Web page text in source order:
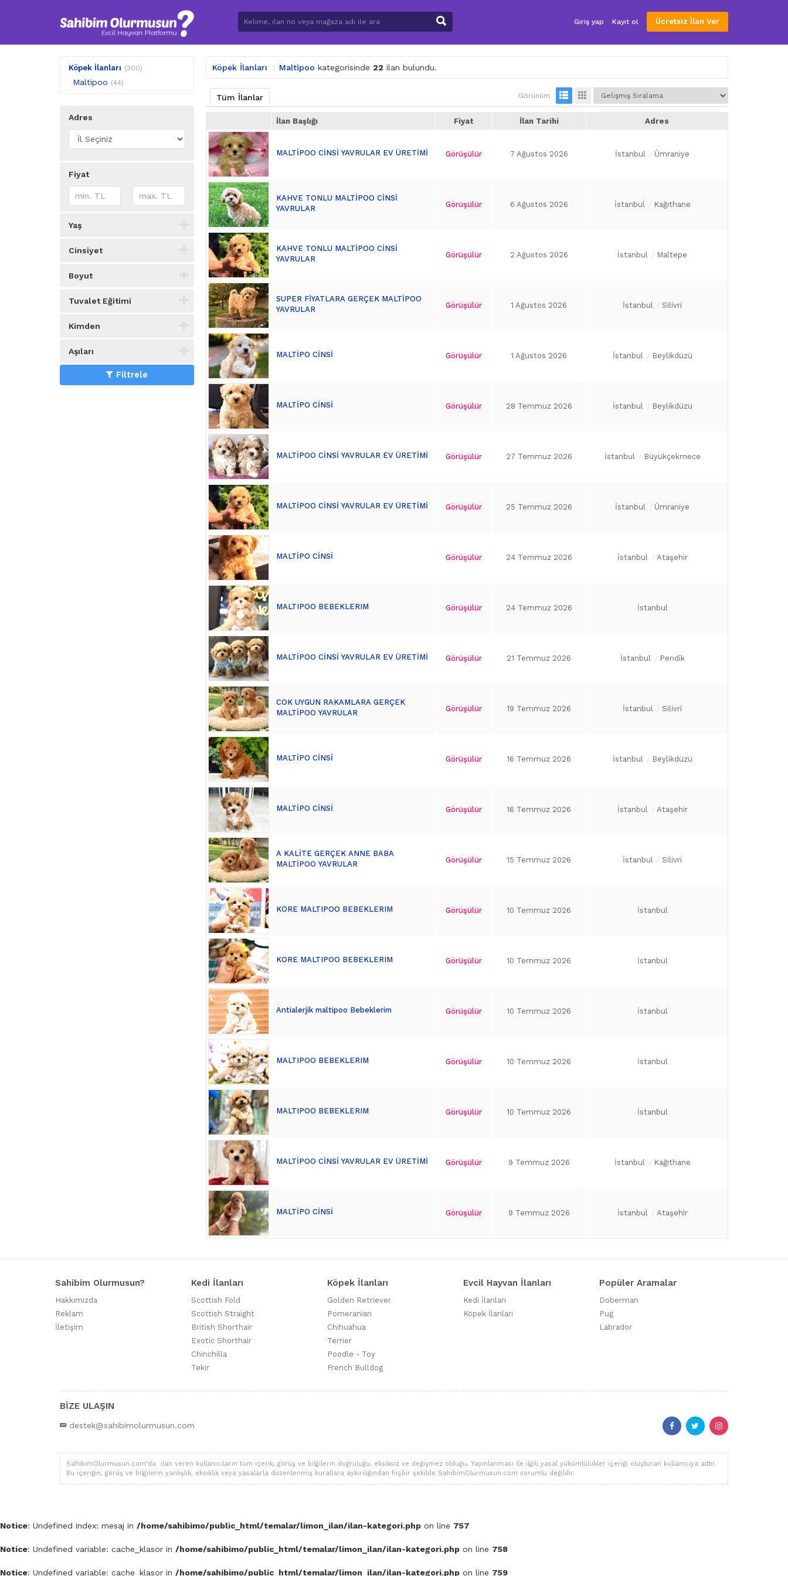
Giriş yap Kayıt ol Ücretsiz İlan Ver
Köpek İlanları (300)
Maltipoo (44)
Adres
Fiyat
Yaş
Cinsiyet
Boyut
Tuvalet Eğitimi
Kimden
Aşıları
Filtrele
Köpek İlanları Maltipoo kategorisinde 22 ilan bulundu.
Tüm İlanlar Görünüm
İlan Başlığı Fiyat İlan Tarihi Adres
MALTİPOO CİNSİ YAVRULAR EV ÜRETİMİ Görüşülür 7 Ağustos 2026 İstanbul Ümraniye
KAHVE TONLU MALTİPOO CİNSİ
YAVRULAR
Görüşülür 6 Ağustos 2026 İstanbul Kağıthane
KAHVE TONLU MALTİPOO CİNSİ
YAVRULAR
Görüşülür 2 Ağustos 2026 İstanbul Maltepe
SUPER FİYATLARA GERÇEK MALTİPOO
YAVRULAR
Görüşülür 1 Ağustos 2026 İstanbul Silivri
MALTİPO CİNSİ Görüşülür 1 Ağustos 2026 İstanbul Beylikdüzü
MALTİPO CİNSİ Görüşülür 28 Temmuz 2026 İstanbul Beylikdüzü
MALTİPOO CİNSİ YAVRULAR EV ÜRETİMİ Görüşülür 27 Temmuz 2026 İstanbul Büyükçekmece
MALTİPOO CİNSİ YAVRULAR EV ÜRETİMİ Görüşülür 25 Temmuz 2026 İstanbul Ümraniye
MALTİPO CİNSİ Görüşülür 24 Temmuz 2026 İstanbul Ataşehir
MALTIPOO BEBEKLERIM Görüşülür 24 Temmuz 2026 İstanbul
MALTİPOO CİNSİ YAVRULAR EV ÜRETİMİ Görüşülür 21 Temmuz 2026 İstanbul Pendik
COK UYGUN RAKAMLARA GERÇEK
MALTİPOO YAVRULAR
Görüşülür 19 Temmuz 2026 İstanbul Silivri
MALTİPO CİNSİ Görüşülür 16 Temmuz 2026 İstanbul Beylikdüzü
MALTİPO CİNSİ Görüşülür 16 Temmuz 2026 İstanbul Ataşehir
A KALİTE GERÇEK ANNE BABA
MALTİPOO YAVRULAR
Görüşülür 15 Temmuz 2026 İstanbul Silivri
KORE MALTIPOO BEBEKLERIM Görüşülür 10 Temmuz 2026 İstanbul
KORE MALTIPOO BEBEKLERIM Görüşülür 10 Temmuz 2026 İstanbul
Antialerjik maltipoo Bebeklerim Görüşülür 10 Temmuz 2026 İstanbul
MALTIPOO BEBEKLERIM Görüşülür 10 Temmuz 2026 İstanbul
MALTIPOO BEBEKLERIM Görüşülür 10 Temmuz 2026 İstanbul
MALTİPOO CİNSİ YAVRULAR EV ÜRETİMİ Görüşülür 9 Temmuz 2026 İstanbul Kağıthane
MALTİPO CİNSİ Görüşülür 9 Temmuz 2026 İstanbul Ataşehir
Sahibim Olurmusun?
Hakkımızda
Reklam
İletişim
Kedi İlanları
Scottish Fold
Scottish Straight
British Shorthair
Exotic Shorthair
Chinchilla
Tekir
Köpek İlanları
Golden Retriever
Pomeranian
Chihuahua
Terrier
Poodle - Toy
French Bulldog
Evcil Hayvan İlanları
Kedi İlanları
Köpek İlanları
Popüler Aramalar
Doberman
Pug
Labrador
BİZE ULAŞIN
destek@sahibimolurmusun.com
SahibimOlurmusun.com'da ilan veren kullanıcıların tüm içerik, görüş ve bilgilerin doğruluğu, eksiksiz ve değişmez olduğu, Yayınlanması ile ilgili yasal yükümlülükler içeriği oluşturan kullanıcıya aittir.
Bu içeriğin, görüş ve bilgilerin yanlışlık, eksiklik veya yasalarla düzenlenmiş kurallara aykırılığından hiçbir şekilde SahibimOlurmusun.com sorumlu değildir.
Notice: Undefined index: mesaj in /home/sahibimo/public_html/temalar/limon_ilan/ilan-kategori.php on line 757
Notice: Undefined variable: cache_klasor in /home/sahibimo/public_html/temalar/limon_ilan/ilan-kategori.php on line 758
Notice: Undefined variable: cache_klasor in /home/sahibimo/public_html/temalar/limon_ilan/ilan-kategori.php on line 759